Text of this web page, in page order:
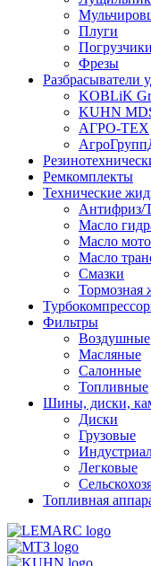
Плуги
Погрузчики
Фрезы
Разбрасыватели
KOBLiK
KUHN
АГРО-ТЕХ
Ремкомплекты
Технические
Антифриз/
Масло
Масло
Масло
Смазки
Тормозная
Фильтры
Воздушные
Масляные
Салонные
Топливные
Шины, диски,
Диски
Грузовые
Легковые
Топливная